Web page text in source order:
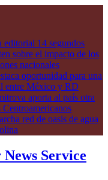
editorial 14 segundos
sobre el impacto de los
nacionales
oportunidad para una
entre México y RD
aporta al país otra
red de oasis de agua
Service